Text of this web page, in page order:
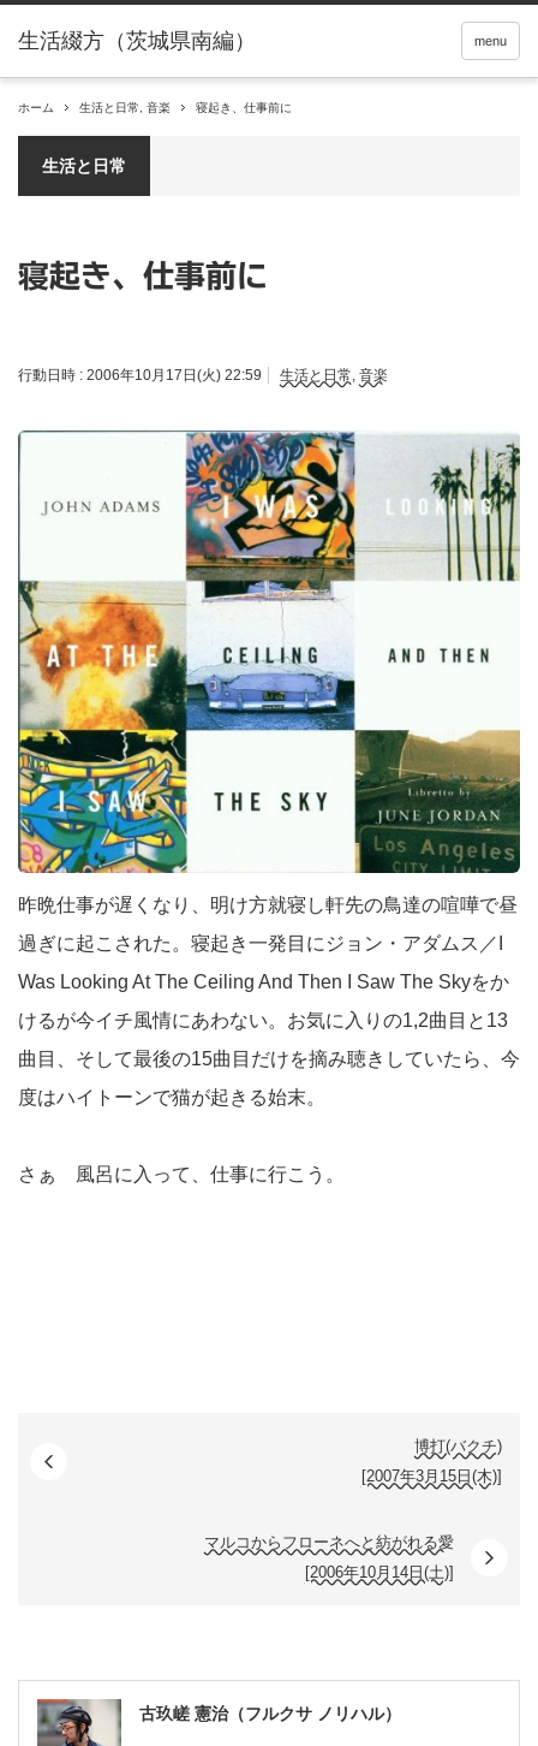
menu
ホーム 生活と日常 音楽 寝起き、仕事前に
生活と日常
寝起き、仕事前に
行動日時 : 2006年10月17日(火) 22:59 生活と日常, 音楽
昨晩仕事が遅くなり、明け方就寝し軒先の鳥達の喧嘩で昼
過ぎに起こされた。寝起き一発目にジョン・アダムス／I
Was Looking At The Ceiling And Then I Saw The Skyをか
けるが今イチ風情にあわない。お気に入りの1,2曲目と13
曲目、そして最後の15曲目だけを摘み聴きしていたら、今
度はハイトーンで猫が起きる始末。
さぁ 風呂に入って、仕事に行こう。
博打(バクチ)
[2007年3月15日(木)]
マルコからフローネへと紡がれる愛
[2006年10月14日(土)]
古玖嵯 憲治（フルクサ ノリハル）